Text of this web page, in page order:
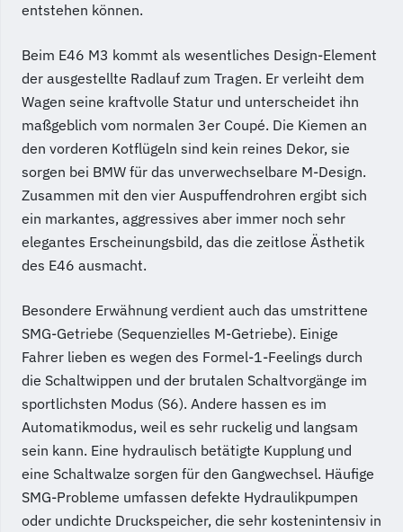
entstehen können.
Beim E46 M3 kommt als wesentliches Design-Element
der ausgestellte Radlauf zum Tragen. Er verleiht dem
Wagen seine kraftvolle Statur und unterscheidet ihn
maßgeblich vom normalen 3er Coupé. Die Kiemen an
den vorderen Kotflügeln sind kein reines Dekor, sie
sorgen bei BMW für das unverwechselbare M-Design.
Zusammen mit den vier Auspuffendrohren ergibt sich
ein markantes, aggressives aber immer noch sehr
elegantes Erscheinungsbild, das die zeitlose Ästhetik
des E46 ausmacht.
Besondere Erwähnung verdient auch das umstrittene
SMG-Getriebe (Sequenzielles M-Getriebe). Einige
Fahrer lieben es wegen des Formel-1-Feelings durch
die Schaltwippen und der brutalen Schaltvorgänge im
sportlichsten Modus (S6). Andere hassen es im
Automatikmodus, weil es sehr ruckelig und langsam
sein kann. Eine hydraulisch betätigte Kupplung und
eine Schaltwalze sorgen für den Gangwechsel. Häufige
SMG-Probleme umfassen defekte Hydraulikpumpen
oder undichte Druckspeicher, die sehr kostenintensiv in